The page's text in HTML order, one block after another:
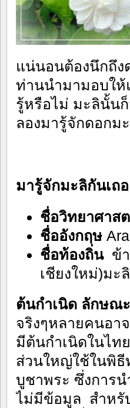
แน่นอนต้องนึกถึ
ท่านนำมามอบให้
รู้หรือไม่ มะลินั้น
ลองมารู้จักดอกม
มารู้จักมะลิกันเถ
ชื่อวิทยาศาส
ชื่ออังกฤษ
ชื่อท้องถิ่น ข้
เชียงใหม่)มะ
ต้นกำเนิด ลักษณ
จริงๆหลายคนอา
มีต้นกำเนิดในไท
ส่วนใหญ่ใช้ในพิธี
บูชาพระ ซึ่งการ
ไม่มีข้อมูล สำหรั